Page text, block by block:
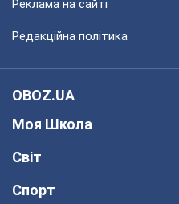
Реклама на сайті
Редакційна політика
OBOZ.UA
Моя Школа
Світ
Спорт